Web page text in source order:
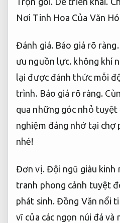
Nơi Tinh Hoa Của Văn
Đánh giá. Báo giá rõ ràng.
ưu nguồn lực. không khí
lại được đánh thức mỗi
trình. Báo giá rõ ràng.
qua những góc nhỏ
nghiệm đáng nhớ tại chợ
nhé!
Đơn vị. Đội ngũ giàu kinh
tranh phong cảnh tuyệt
phát sinh. Đồng Văn nổi
vĩ của các ngọn núi đá